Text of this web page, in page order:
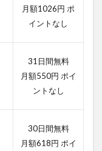
月額1026円 ポ
イントなし
31日間無料
月額550円 ポイ
ントなし
30日間無料
月額618円 ポイ